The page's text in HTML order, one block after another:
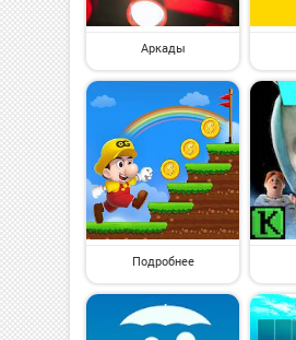
Аркады
Подробнее